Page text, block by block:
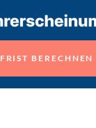
FRIST BERECHNEN